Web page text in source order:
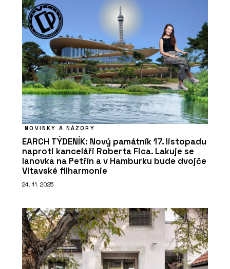
NOVINKY A NÁZORY
EARCH TÝDENÍK: Nový památník 17. listopadu
naproti kanceláři Roberta Fica. Lakuje se
lanovka na Petřín a v Hamburku bude dvojče
Vltavské filharmonie
24. 11. 2025